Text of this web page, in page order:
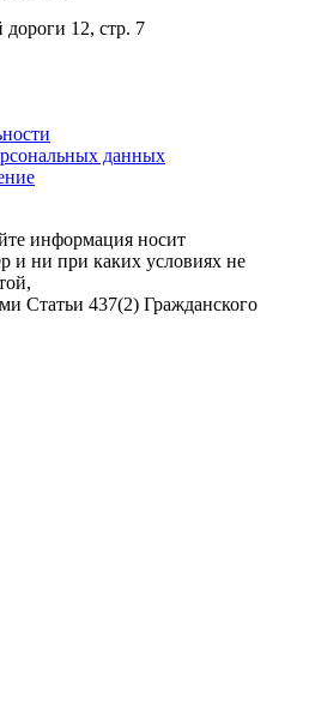
дороги 12, стр. 7
данных
информация носит
и ни при каких условиях не
Статьи 437(2) Гражданского